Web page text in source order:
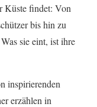
Küste findet: Von
bis hin zu
sie eint, ist ihre
inspirierenden
erzählen in